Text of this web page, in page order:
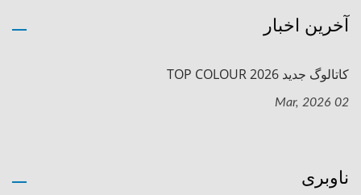
آخرین اخبار
کاتالوگ جدید TOP COLOUR 2026
02 Mar, 2026
ناوبری